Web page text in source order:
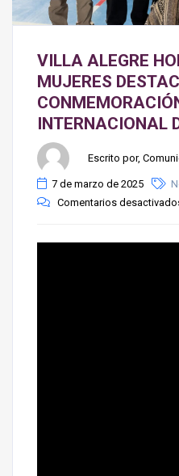
VILLA ALEGRE
MUJERES
INTERNACIONAL
Escrito por,
7 de marzo de 2025
Comentarios